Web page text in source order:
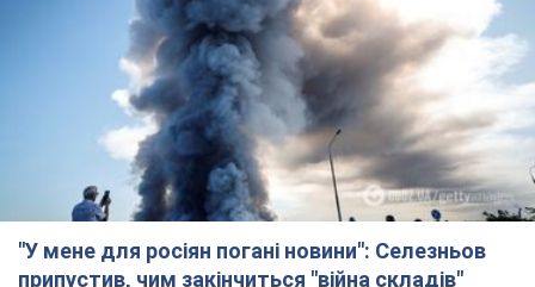
"У мене для росіян погані новини": Селезньов
припустив, чим закінчиться "війна складів"